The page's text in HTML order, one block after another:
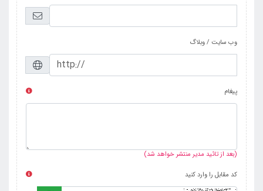
وب سایت / وبلاگ
پیغام
(بعد از تائید مدیر منتشر خواهد شد)
کد مقابل را وارد کنید